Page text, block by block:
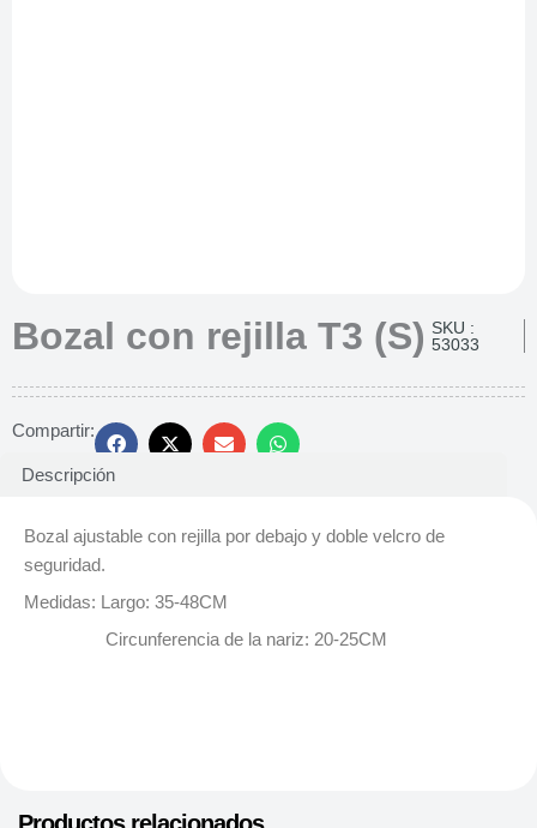
Bozal con rejilla T3 (S) SKU :
53033
Compartir:
Descripción
Bozal ajustable con rejilla por debajo y doble velcro de
seguridad.
Medidas:
Largo: 35-48CM
Circunferencia de la nariz: 20-25CM